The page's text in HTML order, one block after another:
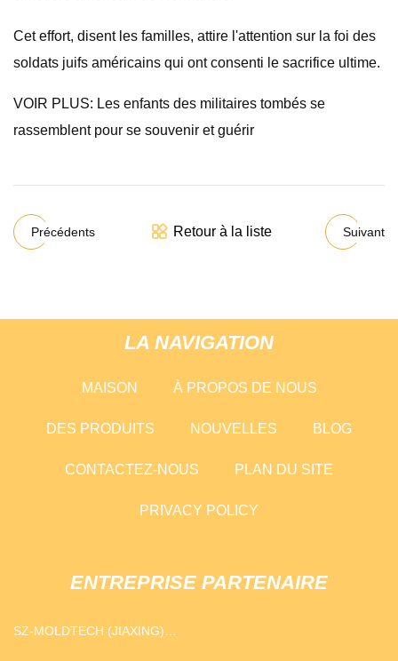
Cet effort, disent les familles, attire l'attention sur la foi des
soldats juifs américains qui ont consenti le sacrifice ultime.
VOIR PLUS: Les enfants des militaires tombés se
rassemblent pour se souvenir et guérir
Précédents Retour à la liste Suivant
LA NAVIGATION
MAISON À PROPOS DE NOUS
DES PRODUITS NOUVELLES BLOG
CONTACTEZ-NOUS PLAN DU SITE
PRIVACY POLICY
ENTREPRISE PARTENAIRE
SZ-MOLDTECH (JIAXING)